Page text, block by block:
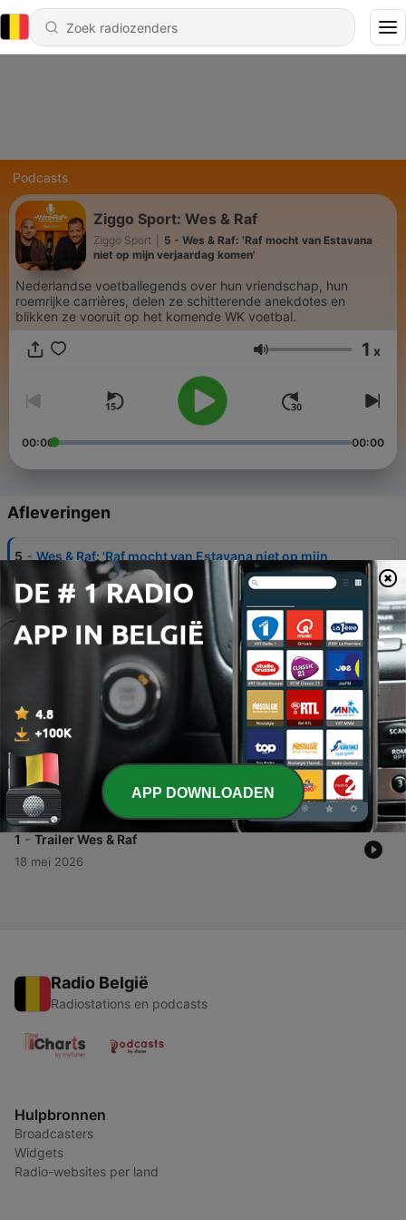
Podcasts
Ziggo Sport: Wes & Raf
Ziggo Sport
5 - Wes & Raf: 'Raf mocht van Estavana
niet op mijn verjaardag komen'
Nederlandse voetballegends over hun vriendschap, hun
roemrijke carrières, delen ze schitterende anekdotes en
blikken ze vooruit op het komende WK voetbal.
Volume 1 x
00:00 00:00
Afleveringen
5 - Wes & Raf: 'Raf mocht van Estavana niet op mijn
verjaardag komen'
10 jun. 2026
4 - Wes & Raf: 'De sfeer bij Oranje was gewoon
helemaal kapot'
Wes & Raf: 'Ik had absoluut voor Kees Smit gekozen
in plaats van Guus Til'
29 mei 2026
-
Wes & Raf: 'Die hele spelersbus stond in de fik en
Raf lag onder het bed'
20 mei 2026
1 - Trailer Wes & Raf
18 mei 2026
Radio België
Radiostations en podcasts
Hulpbronnen
Broadcasters
Widgets
Radio-websites per land
APP DOWNLOADEN